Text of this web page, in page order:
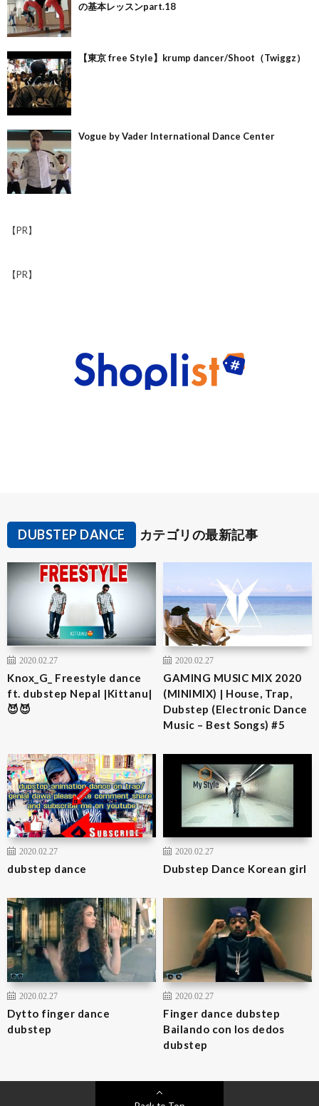
の基本レッスンpart.18
【東京 free Style】krump dancer/Shoot（Twiggz）
Vogue by Vader International Dance Center
【PR】
【PR】
DUBSTEP DANCE カテゴリの最新記事
2020.02.27
Knox_G_ Freestyle dance
ft. dubstep Nepal |Kittanu|
😈😈
2020.02.27
GAMING MUSIC MIX 2020
(MINIMIX) | House, Trap,
Dubstep (Electronic Dance
Music – Best Songs) #5
2020.02.27
dubstep dance
2020.02.27
Dubstep Dance Korean girl
2020.02.27
Dytto finger dance
dubstep
2020.02.27
Finger dance dubstep
Bailando con los dedos
dubstep